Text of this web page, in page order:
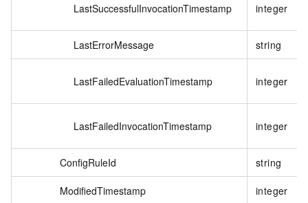
LastSuccessfulInvocationTimestamp integer
LastErrorMessage string
LastFailedEvaluationTimestamp integer
LastFailedInvocationTimestamp integer
ConfigRuleId string
ModifiedTimestamp integer